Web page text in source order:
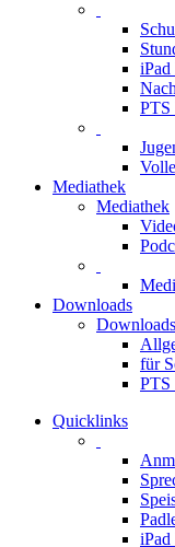
iPad
PTS
Mediathek
Mediathek
Downloads
Downloads
für
PTS
Quicklinks
iPad